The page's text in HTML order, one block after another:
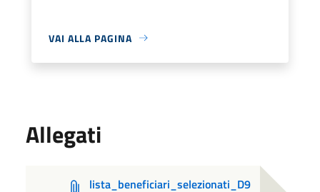
VAI ALLA PAGINA
Allegati
lista_beneficiari_selezionati_D9